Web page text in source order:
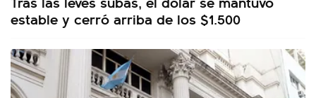
estable y cerró arriba de los $1.500